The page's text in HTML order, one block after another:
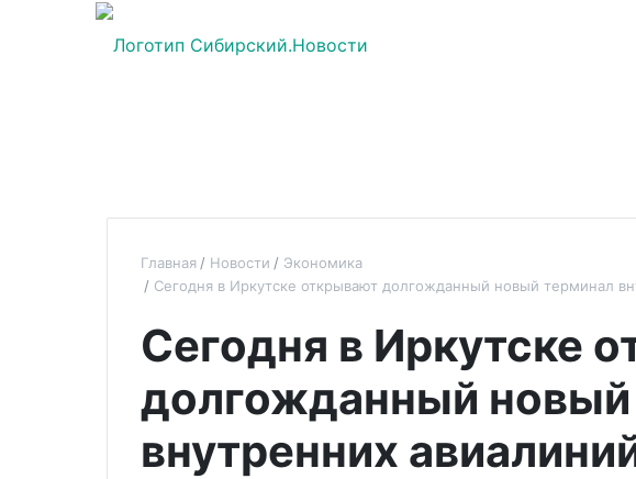
Главная Новости
Экономика
Сегодня в Иркутске открывают долгожданный новый терминал
Сегодня в Иркутске
долгожданный новый
внутренних